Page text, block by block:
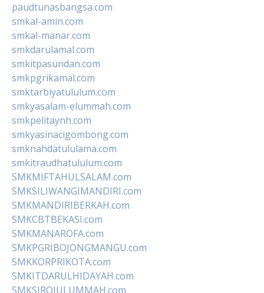
paudtunasbangsa.com
smkal-amin.com
smkal-manar.com
smkdarulamal.com
smkitpasundan.com
smkpgrikamal.com
smktarbiyatululum.com
smkyasalam-elummah.com
smkpelitaynh.com
smkyasinacigombong.com
smknahdatululama.com
smkitraudhatululum.com
SMKMIFTAHULSALAM.com
SMKSILIWANGIMANDIRI.com
SMKMANDIRIBERKAH.com
SMKCBTBEKASI.com
SMKMANAROFA.com
SMKPGRIBOJONGMANGU.com
SMKKORPRIKOTA.com
SMKITDARULHIDAYAH.com
SMKSIROJULUMMAH.com